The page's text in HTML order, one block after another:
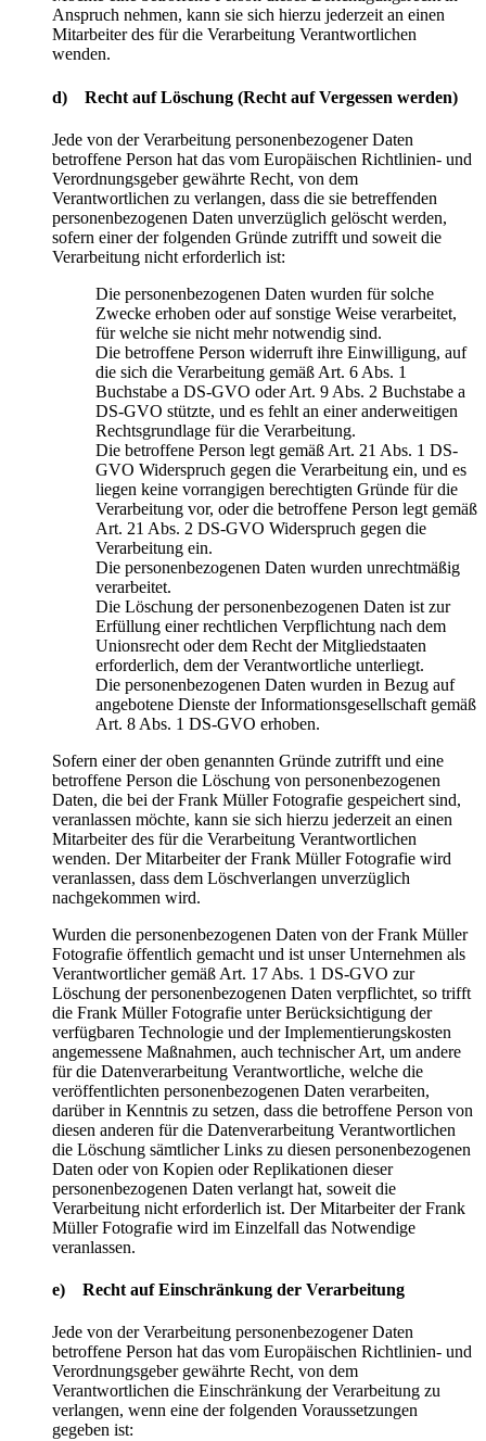
Anspruch nehmen, kann sie sich hierzu jederzeit an einen
Mitarbeiter des für die Verarbeitung Verantwortlichen
wenden.
d) Recht auf Löschung (Recht auf Vergessen werden)
Jede von der Verarbeitung personenbezogener Daten
betroffene Person hat das vom Europäischen Richtlinien- und
Verordnungsgeber gewährte Recht, von dem
Verantwortlichen zu verlangen, dass die sie betreffenden
personenbezogenen Daten unverzüglich gelöscht werden,
sofern einer der folgenden Gründe zutrifft und soweit die
Verarbeitung nicht erforderlich ist:
Die personenbezogenen Daten wurden für solche
Zwecke erhoben oder auf sonstige Weise verarbeitet,
für welche sie nicht mehr notwendig sind.
Die betroffene Person widerruft ihre Einwilligung, auf
die sich die Verarbeitung gemäß Art. 6 Abs. 1
Buchstabe a DS-GVO oder Art. 9 Abs. 2 Buchstabe a
DS-GVO stützte, und es fehlt an einer anderweitigen
Rechtsgrundlage für die Verarbeitung.
Die betroffene Person legt gemäß Art. 21 Abs. 1 DS-
GVO Widerspruch gegen die Verarbeitung ein, und es
liegen keine vorrangigen berechtigten Gründe für die
Verarbeitung vor, oder die betroffene Person legt gemäß
Art. 21 Abs. 2 DS-GVO Widerspruch gegen die
Verarbeitung ein.
Die personenbezogenen Daten wurden unrechtmäßig
verarbeitet.
Die Löschung der personenbezogenen Daten ist zur
Erfüllung einer rechtlichen Verpflichtung nach dem
Unionsrecht oder dem Recht der Mitgliedstaaten
erforderlich, dem der Verantwortliche unterliegt.
Die personenbezogenen Daten wurden in Bezug auf
angebotene Dienste der Informationsgesellschaft gemäß
Art. 8 Abs. 1 DS-GVO erhoben.
Sofern einer der oben genannten Gründe zutrifft und eine
betroffene Person die Löschung von personenbezogenen
Daten, die bei der Frank Müller Fotografie gespeichert sind,
veranlassen möchte, kann sie sich hierzu jederzeit an einen
Mitarbeiter des für die Verarbeitung Verantwortlichen
wenden. Der Mitarbeiter der Frank Müller Fotografie wird
veranlassen, dass dem Löschverlangen unverzüglich
nachgekommen wird.
Wurden die personenbezogenen Daten von der Frank Müller
Fotografie öffentlich gemacht und ist unser Unternehmen als
Verantwortlicher gemäß Art. 17 Abs. 1 DS-GVO zur
Löschung der personenbezogenen Daten verpflichtet, so trifft
die Frank Müller Fotografie unter Berücksichtigung der
verfügbaren Technologie und der Implementierungskosten
angemessene Maßnahmen, auch technischer Art, um andere
für die Datenverarbeitung Verantwortliche, welche die
veröffentlichten personenbezogenen Daten verarbeiten,
darüber in Kenntnis zu setzen, dass die betroffene Person von
diesen anderen für die Datenverarbeitung Verantwortlichen
die Löschung sämtlicher Links zu diesen personenbezogenen
Daten oder von Kopien oder Replikationen dieser
personenbezogenen Daten verlangt hat, soweit die
Verarbeitung nicht erforderlich ist. Der Mitarbeiter der Frank
Müller Fotografie wird im Einzelfall das Notwendige
veranlassen.
e) Recht auf Einschränkung der Verarbeitung
Jede von der Verarbeitung personenbezogener Daten
betroffene Person hat das vom Europäischen Richtlinien- und
Verordnungsgeber gewährte Recht, von dem
Verantwortlichen die Einschränkung der Verarbeitung zu
verlangen, wenn eine der folgenden Voraussetzungen
gegeben ist: